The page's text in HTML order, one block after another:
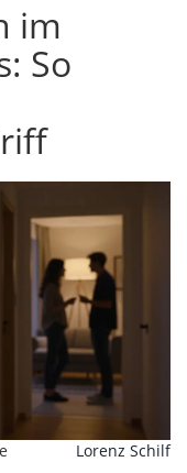
im
So
Lorenz Schilf